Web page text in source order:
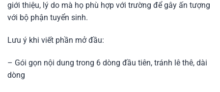
giới thiệu, lý do mà họ phù hợp với trường để gây ấn tượng
với bộ phận tuyển sinh.
Lưu ý khi viết phần mở đầu:
– Gói gọn nội dung trong 6 dòng đầu tiên, tránh lê thê, dài
dòng